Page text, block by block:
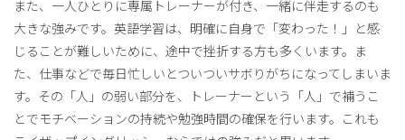
また、一人ひとりに専属トレーナーが付き、一緒に伴走するのも
大きな強みです。英語学習は、明確に自身で「変わった！」と感
じることが難しいために、途中で挫折する方も多くいます。ま
た、仕事などで毎日忙しいとついついサボりがちになってしまいま
す。その「人」の弱い部分を、トレーナーという「人」で補うこ
とでモチベーションの持続や勉強時間の確保を行います。これも